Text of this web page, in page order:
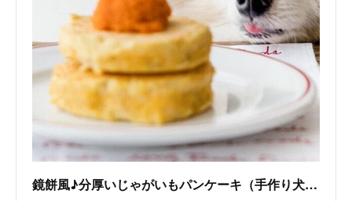
鏡餅風♪分厚いじゃがいもパンケーキ（手作り犬おやつレシピ）/単品購入｜いちかわあやこ（犬ごはん先生）｜note